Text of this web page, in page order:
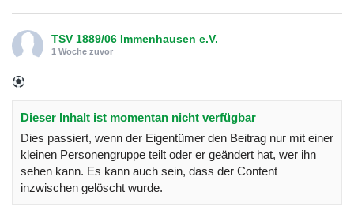
TSV 1889/06 Immenhausen e.V.
1 Woche zuvor
Dieser Inhalt ist momentan nicht verfügbar
Dies passiert, wenn der Eigentümer den Beitrag nur mit einer
kleinen Personengruppe teilt oder er geändert hat, wer ihn
sehen kann. Es kann auch sein, dass der Content
inzwischen gelöscht wurde.